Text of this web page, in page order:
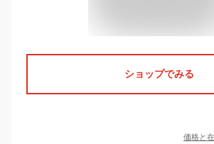
ショップでみる
価格と